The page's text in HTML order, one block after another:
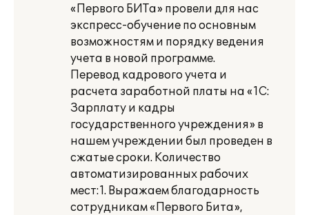
«Первого БИТа» провели для нас
экспресс-обучение по основным
возможностям и порядку ведения
учета в новой программе.
Перевод кадрового учета и
расчета заработной платы на «1С:
Зарплату и кадры
государственного учреждения» в
нашем учреждении был проведен в
сжатые сроки. Количество
автоматизированных рабочих
мест:1. Выражаем благодарность
сотрудникам «Первого Бита»,